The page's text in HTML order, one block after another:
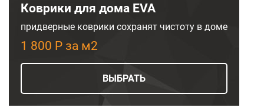
Коврики для дома EVA
придверные коврики сохранят чистоту в доме
1 800 Р за м2
ВЫБРАТЬ